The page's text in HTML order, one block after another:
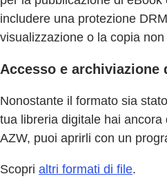
includere una protezione
visualizzazione o la copia
Accesso e archiviazione
Nonostante il formato sia
tua libreria digitale hai
AZW, puoi aprirli con un
Scopri altri formati di file.